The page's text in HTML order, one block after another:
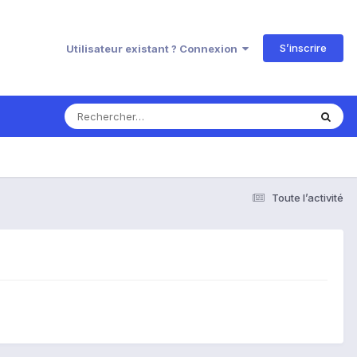
Utilisateur existant ? Connexion S’inscrire
Toute l’activité